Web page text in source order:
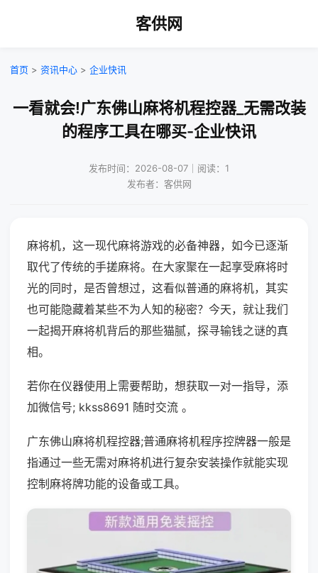
客供网
首页 > 资讯中心 > 企业快讯
一看就会!广东佛山麻将机程控器_无需改装
的程序工具在哪买-企业快讯
发布时间：2026-08-07｜阅读：1
发布者：客供网
麻将机，这一现代麻将游戏的必备神器，如今已逐渐
取代了传统的手搓麻将。在大家聚在一起享受麻将时
光的同时，是否曾想过，这看似普通的麻将机，其实
也可能隐藏着某些不为人知的秘密？今天，就让我们
一起揭开麻将机背后的那些猫腻，探寻输钱之谜的真
相。
若你在仪器使用上需要帮助，想获取一对一指导，添
加微信号; kkss8691 随时交流 。
广东佛山麻将机程控器;普通麻将机程序控牌器一般是
指通过一些无需对麻将机进行复杂安装操作就能实现
控制麻将牌功能的设备或工具。